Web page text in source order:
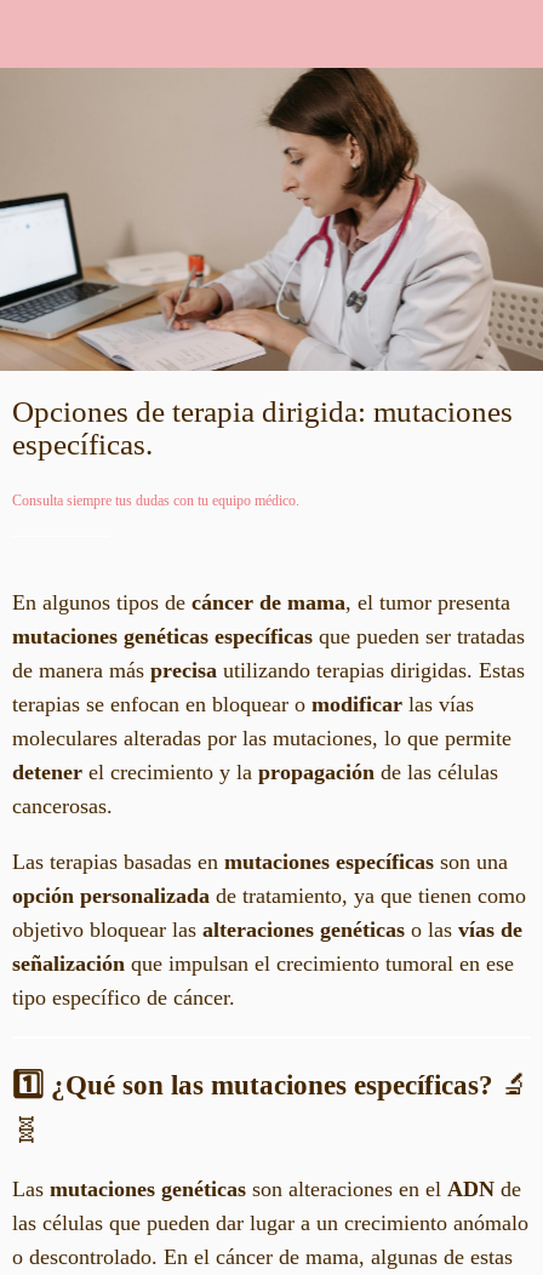
Opciones de terapia dirigida: mutaciones
específicas.
Consulta siempre tus dudas con tu equipo médico.
En algunos tipos de cáncer de mama, el tumor presenta
mutaciones genéticas específicas que pueden ser tratadas
de manera más precisa utilizando terapias dirigidas. Estas
terapias se enfocan en bloquear o modificar las vías
moleculares alteradas por las mutaciones, lo que permite
detener el crecimiento y la propagación de las células
cancerosas.
Las terapias basadas en mutaciones específicas son una
opción personalizada de tratamiento, ya que tienen como
objetivo bloquear las alteraciones genéticas o las vías de
señalización que impulsan el crecimiento tumoral en ese
tipo específico de cáncer.
1️⃣ ¿Qué son las mutaciones específicas? 🔬
🧬
Las mutaciones genéticas son alteraciones en el ADN de
las células que pueden dar lugar a un crecimiento anómalo
o descontrolado. En el cáncer de mama, algunas de estas